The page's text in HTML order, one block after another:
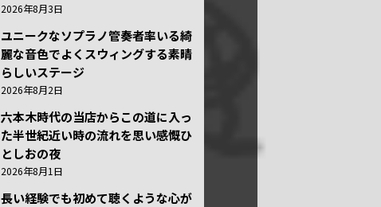
2026年8月3日
ユニークなソプラノ管奏者率いる綺
麗な音色でよくスウィングする素晴
らしいステージ
2026年8月2日
六本木時代の当店からこの道に入っ
た半世紀近い時の流れを思い感慨ひ
としおの夜
2026年8月1日
長い経験でも初めて聴くような心が